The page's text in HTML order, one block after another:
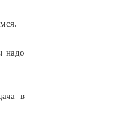
надо
в